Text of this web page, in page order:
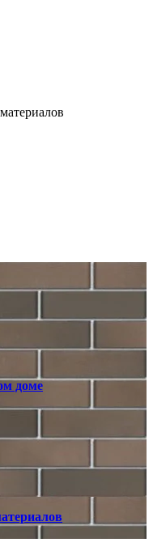
доме